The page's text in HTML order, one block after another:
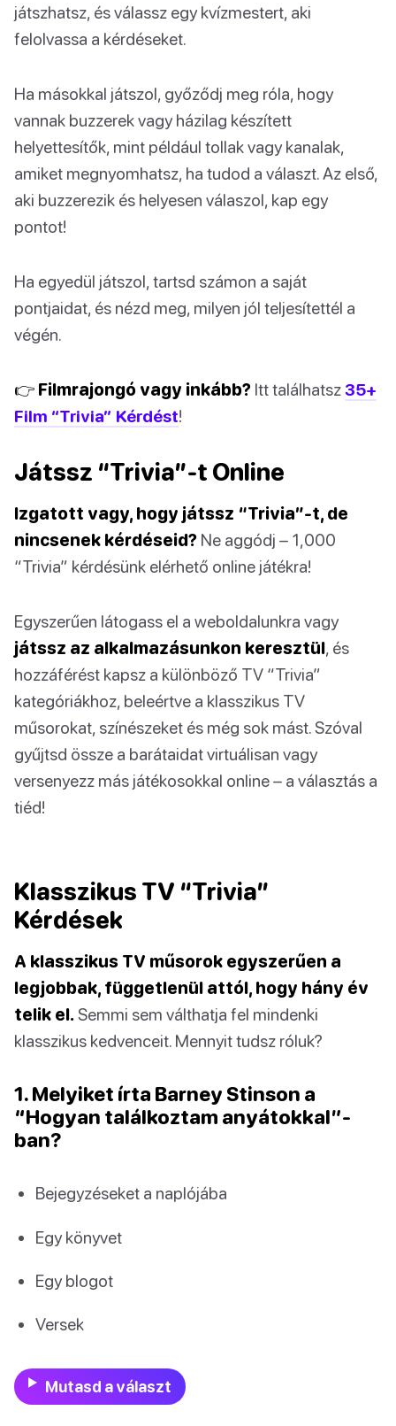
játszhatsz, és válassz egy kvízmestert, aki
felolvassa a kérdéseket.
Ha másokkal játszol, győződj meg róla, hogy
vannak buzzerek vagy házilag készített
helyettesítők, mint például tollak vagy kanalak,
amiket megnyomhatsz, ha tudod a választ. Az első,
aki buzzerezik és helyesen válaszol, kap egy
pontot!
Ha egyedül játszol, tartsd számon a saját
pontjaidat, és nézd meg, milyen jól teljesítettél a
végén.
👉 Filmrajongó vagy inkább? Itt találhatsz 35+
Film “Trivia” Kérdést!
Játssz “Trivia”-t Online
Izgatott vagy, hogy játssz “Trivia”-t, de
nincsenek kérdéseid? Ne aggódj – 1,000
“Trivia” kérdésünk elérhető online játékra!
Egyszerűen látogass el a weboldalunkra vagy
játssz az alkalmazásunkon keresztül, és
hozzáférést kapsz a különböző TV “Trivia”
kategóriákhoz, beleértve a klasszikus TV
műsorokat, színészeket és még sok mást. Szóval
gyűjtsd össze a barátaidat virtuálisan vagy
versenyezz más játékosokkal online – a választás a
tiéd!
Klasszikus TV “Trivia”
Kérdések
A klasszikus TV műsorok egyszerűen a
legjobbak, függetlenül attól, hogy hány év
telik el. Semmi sem válthatja fel mindenki
klasszikus kedvenceit. Mennyit tudsz róluk?
1. Melyiket írta Barney Stinson a
“Hogyan találkoztam anyátokkal”-
ban?
Bejegyzéseket a naplójába
Egy könyvet
Egy blogot
Versek
Mutasd a választ